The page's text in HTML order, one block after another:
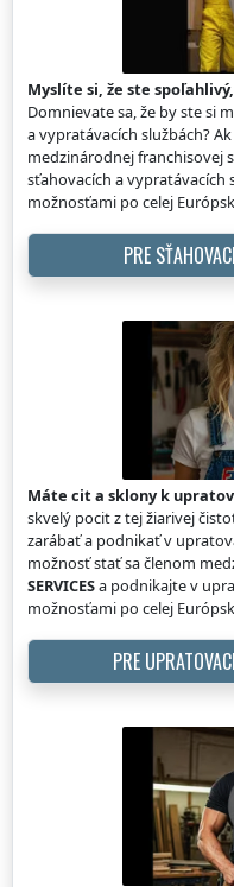
Myslíte si, že ste
Domnievate sa, že by ste si
a vypratávacích službách?
medzinárodnej franchisovej
sťahovacích a vypratávacích
možnosťami po celej
PRE
Máte cit a sklony k
skvelý pocit z tej žiarivej
zarábať a podnikať v
možnosť stať sa členom
SERVICESa podnikajte v
možnosťami po celej
PRE